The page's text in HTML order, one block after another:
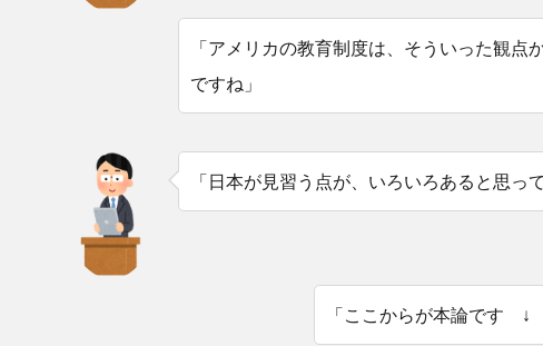
「アメリカの教育制度は、そういった観
ですね」
「日本が見習う点が、いろいろあると思っ
「ここからが本論です ↓